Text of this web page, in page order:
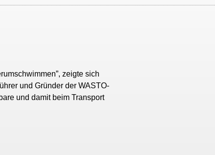
zeigte sich
und Gründer der WASTO-
und damit beim Transport